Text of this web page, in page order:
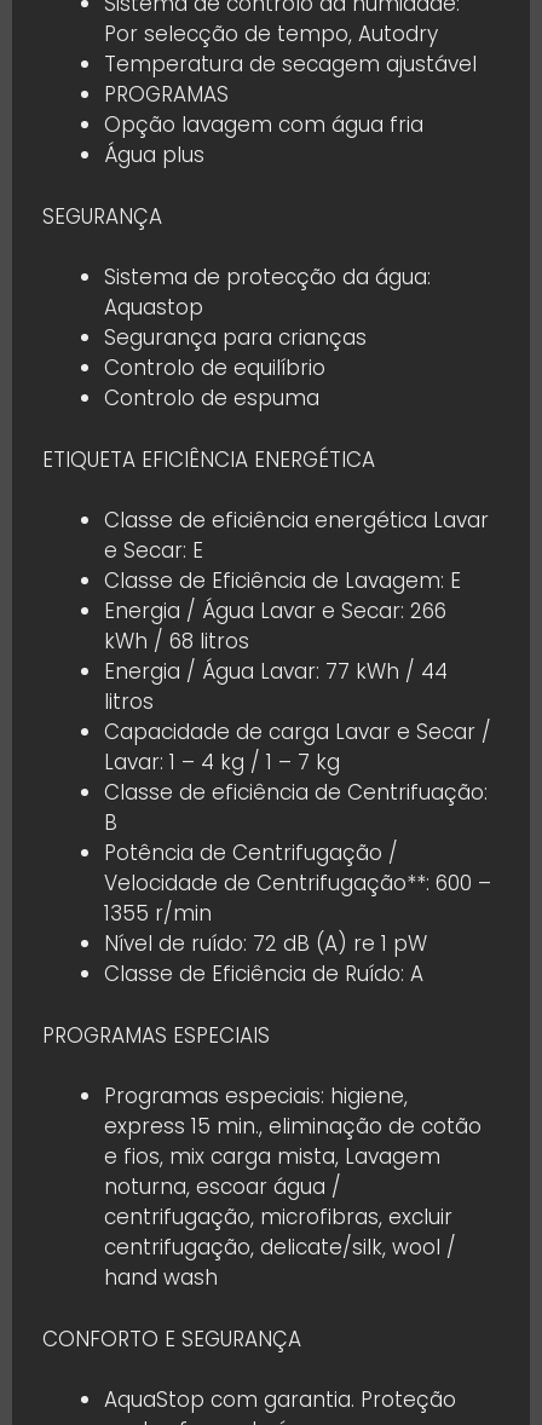
Por selecção de tempo, Autodry
Temperatura de secagem ajustável
PROGRAMAS
Opção lavagem com água fria
Água plus
SEGURANÇA
Sistema de protecção da água:
Aquastop
Segurança para crianças
Controlo de equilíbrio
Controlo de espuma
ETIQUETA EFICIÊNCIA ENERGÉTICA
Classe de eficiência energética Lavar
e Secar: E
Classe de Eficiência de Lavagem: E
Energia / Água Lavar e Secar: 266
kWh / 68 litros
Energia / Água Lavar: 77 kWh / 44
litros
Capacidade de carga Lavar e Secar /
Lavar: 1 – 4 kg / 1 – 7 kg
Classe de eficiência de Centrifuação:
B
Potência de Centrifugação /
Velocidade de Centrifugação**: 600 –
1355 r/min
Nível de ruído: 72 dB (A) re 1 pW
Classe de Eficiência de Ruído: A
PROGRAMAS ESPECIAIS
Programas especiais: higiene,
express 15 min., eliminação de cotão
e fios, mix carga mista, Lavagem
noturna, escoar água /
centrifugação, microfibras, excluir
centrifugação, delicate/silk, wool /
hand wash
CONFORTO E SEGURANÇA
AquaStop com garantia. Proteção